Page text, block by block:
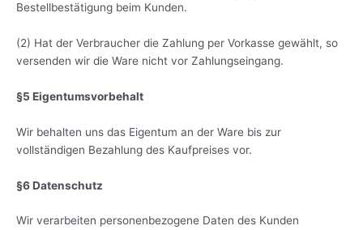
Bestellbestätigung beim Kunden.
(2) Hat der Verbraucher die Zahlung per Vorkasse gewählt, so
versenden wir die Ware nicht vor Zahlungseingang.
§5 Eigentumsvorbehalt
Wir behalten uns das Eigentum an der Ware bis zur
vollständigen Bezahlung des Kaufpreises vor.
§6 Datenschutz
Wir verarbeiten personenbezogene Daten des Kunden